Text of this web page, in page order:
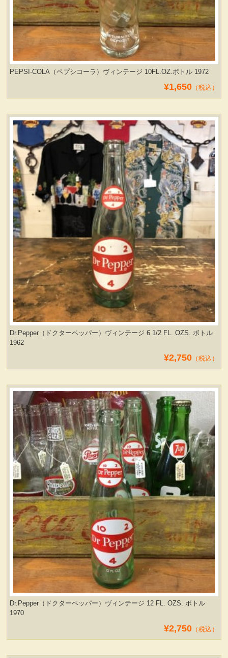
PEPSI-COLA（ペプシコーラ）ヴィンテージ 10FL.OZ.ボトル 1972
¥1,650（税込）
Dr.Pepper（ドクターペッパー）ヴィンテージ 6 1/2 FL. OZS. ボトル
1962
¥2,750（税込）
Dr.Pepper（ドクターペッパー）ヴィンテージ 12 FL. OZS. ボトル
1970
¥2,750（税込）